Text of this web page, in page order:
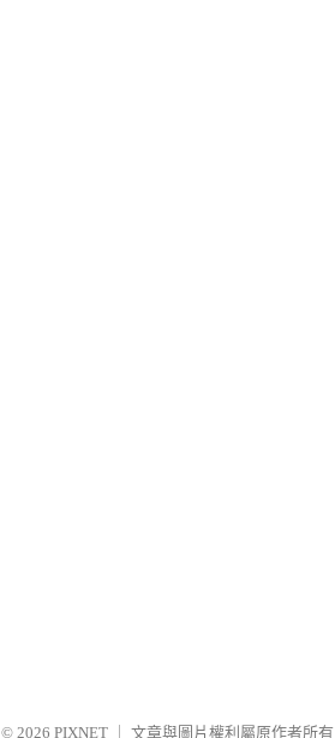
© 2026 PIXNET 文章與圖片權利屬原作者所有